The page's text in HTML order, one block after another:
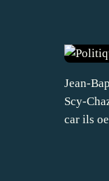
Jean-
Scy-
car ils